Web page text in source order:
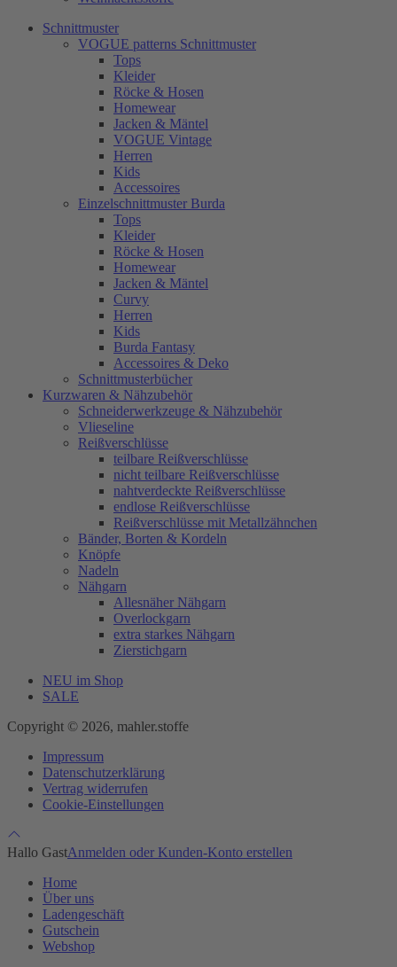
Schnittmuster
VOGUE patterns Schnittmuster
Tops
Kleider
Röcke & Hosen
Homewear
Jacken & Mäntel
VOGUE Vintage
Herren
Kids
Accessoires
Einzelschnittmuster Burda
Tops
Kleider
Röcke & Hosen
Homewear
Jacken & Mäntel
Curvy
Herren
Kids
Burda Fantasy
Accessoires & Deko
Schnittmusterbücher
Kurzwaren & Nähzubehör
Schneiderwerkzeuge & Nähzubehör
Vlieseline
Reißverschlüsse
teilbare Reißverschlüsse
nicht teilbare Reißverschlüsse
nahtverdeckte Reißverschlüsse
endlose Reißverschlüsse
Reißverschlüsse mit Metallzähnchen
Bänder, Borten & Kordeln
Knöpfe
Nadeln
Nähgarn
Allesnäher Nähgarn
Overlockgarn
extra starkes Nähgarn
Zierstichgarn
NEU im Shop
SALE
Copyright © 2026, mahler.stoffe
Impressum
Datenschutzerklärung
Vertrag widerrufen
Cookie-Einstellungen
Hallo GastAnmelden oder Kunden-Konto erstellen
Home
Über uns
Ladengeschäft
Gutschein
Webshop